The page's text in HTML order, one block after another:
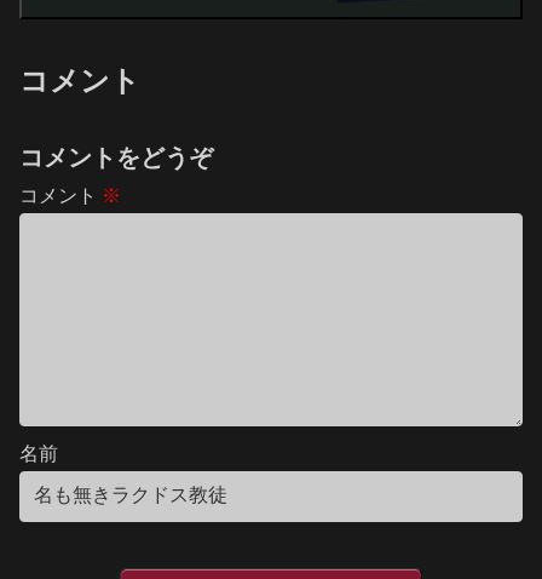
コメント
コメントをどうぞ
コメント ※
名前